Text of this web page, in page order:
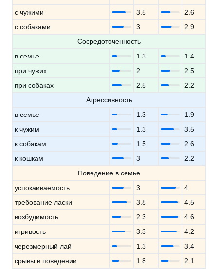
с чужими
3.5
2.6
с собаками
3
2.9
Сосредоточенность
в семье
1.3
1.4
при чужих
2
2.5
при собаках
2.5
2.2
Агрессивность
в семье
1.3
1.9
к чужим
1.3
3.5
к собакам
1.5
2.6
к кошкам
3
2.2
Поведение в семье
успокаиваемость
3
4
требование ласки
3.8
4.5
возбудимость
2.3
4.6
игривость
3.3
4.2
черезмерный лай
1.3
3.4
срывы в поведении
1.8
2.1